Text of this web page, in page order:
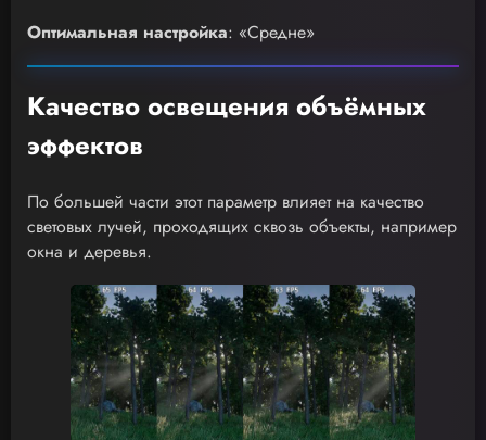
Оптимальная настройка: «Средне»
Качество освещения объёмных
эффектов
По большей части этот параметр влияет на качество
световых лучей, проходящих сквозь объекты, например
окна и деревья.